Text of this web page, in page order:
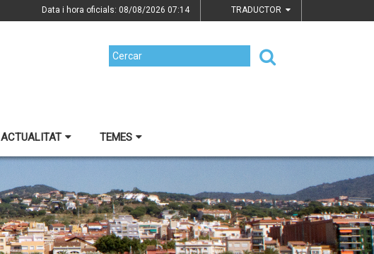
Data i hora oficials: 08/08/2026 07:14 TRADUCTOR
ACTUALITAT TEMES